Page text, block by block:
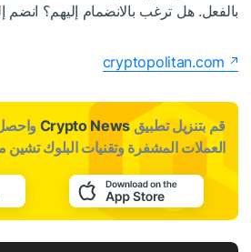
بالفعل. هل ترغب بالانضمام إليهم؟ انضم
cryptopolitan.com
قم بتنزيل تطبيقCrypto News
العملات المشفرة وتقنيات البلوك